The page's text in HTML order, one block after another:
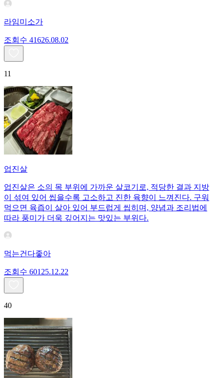
라임미소가
조회수 41626.08.02
11
업진살
업진살은 소의 목 부위에 가까운 살코기로, 적당한 결과 지방
이 섞여 있어 씹을수록 고소하고 진한 육향이 느껴진다. 구워
먹으면 육즙이 살아 있어 부드럽게 씹히며, 양념과 조리법에
따라 풍미가 더욱 깊어지는 맛있는 부위다.
먹는건다좋아
조회수 601 25.12.22
40